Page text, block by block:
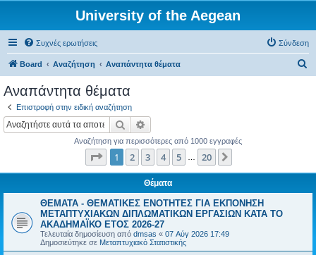
University of the Aegean
Συχνές ερωτήσεις Σύνδεση
Board Αναζήτηση Αναπάντητα θέματα
Αναπάντητα θέματα
Επιστροφή στην ειδική αναζήτηση
Αναζήτηση
Αναζήτηση για περισσότερες από 1000 εγγραφές
Σελίδα από20
1 2 3 4 5 20
Θέματα
ΘΕΜΑΤΑ - ΘΕΜΑΤΙΚΕΣ ΕΝΟΤΗΤΕΣ ΓΙΑ ΕΚΠΟΝΗΣΗ
ΜΕΤΑΠΤΥΧΙΑΚΩΝ ΔΙΠΛΩΜΑΤΙΚΩΝ ΕΡΓΑΣΙΩΝ ΚΑΤΑ ΤΟ
ΑΚΑΔΗΜΑΪΚΟ ΕΤΟΣ 2026-27
Τελευταία δημοσίευση από dmsas « 07 Αύγ 2026 17:49
Δημοσιεύτηκε σε Μεταπτυχιακό Στατιστικής